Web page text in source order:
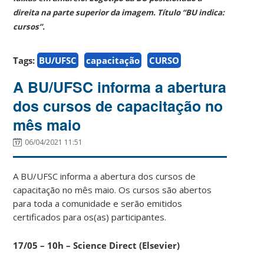
direita na parte superior da imagem. Título “BU indica:
cursos”.
Tags: BU/UFSC capacitação CURSO
A BU/UFSC informa a abertura
dos cursos de capacitação no
mês maio
06/04/2021 11:51
A BU/UFSC informa a abertura dos cursos de
capacitação no mês maio. Os cursos são abertos
para toda a comunidade e serão emitidos
certificados para os(as) participantes.
17/05 – 10h– Science Direct (Elsevier)